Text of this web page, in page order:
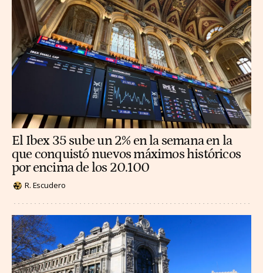
El Ibex 35 sube un 2% en la semana en la
que conquistó nuevos máximos históricos
por encima de los 20.100
R. Escudero